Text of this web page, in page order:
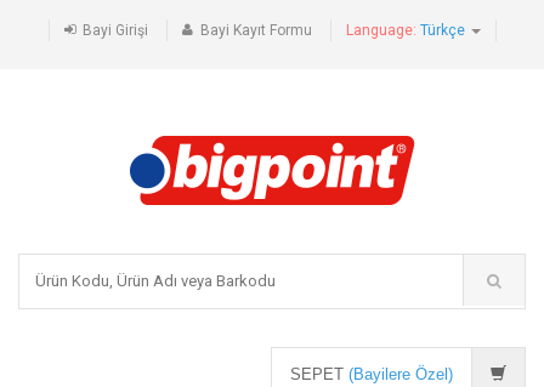
Bayi Girişi Bayi Kayıt Formu Language: Türkçe
SEPET (Bayilere Özel)